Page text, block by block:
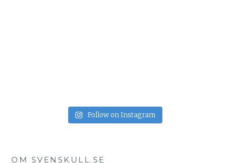
Follow on Instagram
OM SVENSKULL.SE